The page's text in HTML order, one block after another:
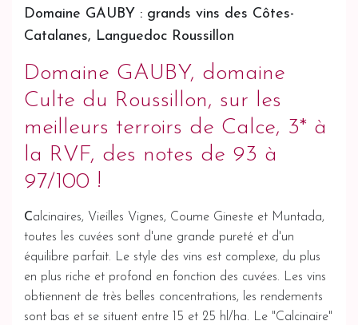
Domaine GAUBY : grands vins des Côtes-
Catalanes, Languedoc Roussillon
Domaine GAUBY, domaine
Culte du Roussillon, sur les
meilleurs terroirs de Calce, 3* à
la RVF, des notes de 93 à
97/100 !
Calcinaires, Vieilles Vignes, Coume Gineste et Muntada,
toutes les cuvées sont d'une grande pureté et d'un
équilibre parfait. Le style des vins est complexe, du plus
en plus riche et profond en fonction des cuvées. Les vins
obtiennent de très belles concentrations, les rendements
sont bas et se situent entre 15 et 25 hl/ha. Le "Calcinaire"